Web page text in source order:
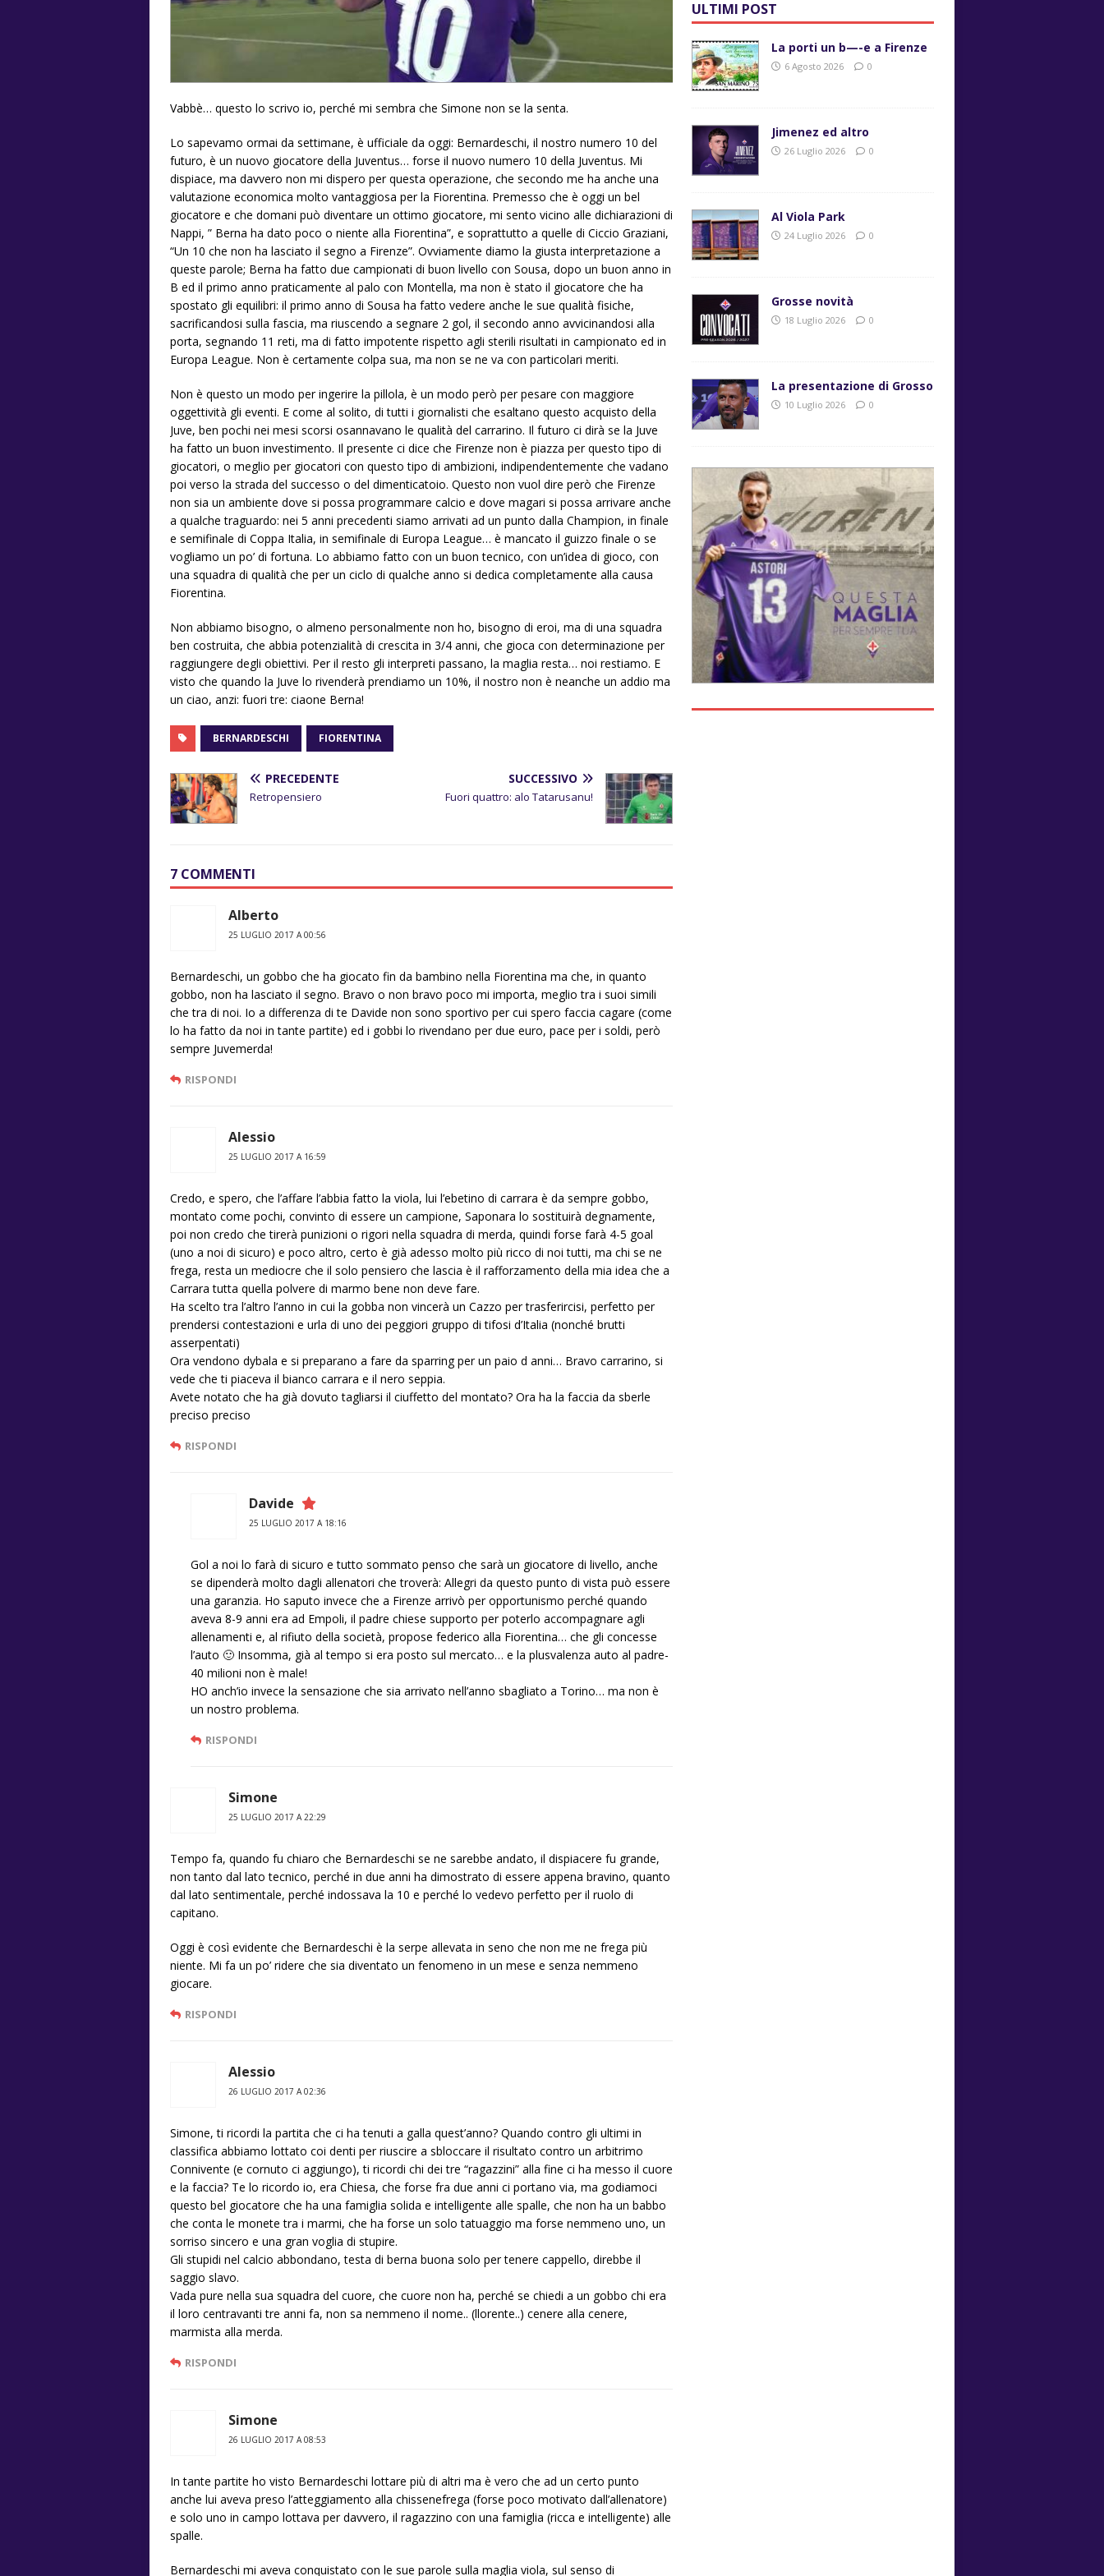
Vabbè… questo lo scrivo io, perché mi sembra che Simone non se la senta.
Lo sapevamo ormai da settimane, è ufficiale da oggi: Bernardeschi, il nostro numero 10 del
futuro, è un nuovo giocatore della Juventus… forse il nuovo numero 10 della Juventus. Mi
dispiace, ma davvero non mi dispero per questa operazione, che secondo me ha anche una
valutazione economica molto vantaggiosa per la Fiorentina. Premesso che è oggi un bel
giocatore e che domani può diventare un ottimo giocatore, mi sento vicino alle dichiarazioni di
Nappi, ” Berna ha dato poco o niente alla Fiorentina”, e soprattutto a quelle di Ciccio Graziani,
“Un 10 che non ha lasciato il segno a Firenze”. Ovviamente diamo la giusta interpretazione a
queste parole; Berna ha fatto due campionati di buon livello con Sousa, dopo un buon anno in
B ed il primo anno praticamente al palo con Montella, ma non è stato il giocatore che ha
spostato gli equilibri: il primo anno di Sousa ha fatto vedere anche le sue qualità fisiche,
sacrificandosi sulla fascia, ma riuscendo a segnare 2 gol, il secondo anno avvicinandosi alla
porta, segnando 11 reti, ma di fatto impotente rispetto agli sterili risultati in campionato ed in
Europa League. Non è certamente colpa sua, ma non se ne va con particolari meriti.
Non è questo un modo per ingerire la pillola, è un modo però per pesare con maggiore
oggettività gli eventi. E come al solito, di tutti i giornalisti che esaltano questo acquisto della
Juve, ben pochi nei mesi scorsi osannavano le qualità del carrarino. Il futuro ci dirà se la Juve
ha fatto un buon investimento. Il presente ci dice che Firenze non è piazza per questo tipo di
giocatori, o meglio per giocatori con questo tipo di ambizioni, indipendentemente che vadano
poi verso la strada del successo o del dimenticatoio. Questo non vuol dire però che Firenze
non sia un ambiente dove si possa programmare calcio e dove magari si possa arrivare anche
a qualche traguardo: nei 5 anni precedenti siamo arrivati ad un punto dalla Champion, in finale
e semifinale di Coppa Italia, in semifinale di Europa League… è mancato il guizzo finale o se
vogliamo un po’ di fortuna. Lo abbiamo fatto con un buon tecnico, con un’idea di gioco, con
una squadra di qualità che per un ciclo di qualche anno si dedica completamente alla causa
Fiorentina.
Non abbiamo bisogno, o almeno personalmente non ho, bisogno di eroi, ma di una squadra
ben costruita, che abbia potenzialità di crescita in 3/4 anni, che gioca con determinazione per
raggiungere degli obiettivi. Per il resto gli interpreti passano, la maglia resta… noi restiamo. E
visto che quando la Juve lo rivenderà prendiamo un 10%, il nostro non è neanche un addio ma
un ciao, anzi: fuori tre: ciaone Berna!
BERNARDESCHI FIORENTINA
PRECEDENTE
Retropensiero
SUCCESSIVO
Fuori quattro: alo Tatarusanu!
7 COMMENTI
Alberto
25 LUGLIO 2017 A 00:56
Bernardeschi, un gobbo che ha giocato fin da bambino nella Fiorentina ma che, in quanto
gobbo, non ha lasciato il segno. Bravo o non bravo poco mi importa, meglio tra i suoi simili
che tra di noi. Io a differenza di te Davide non sono sportivo per cui spero faccia cagare (come
lo ha fatto da noi in tante partite) ed i gobbi lo rivendano per due euro, pace per i soldi, però
sempre Juvemerda!
RISPONDI
Alessio
25 LUGLIO 2017 A 16:59
Credo, e spero, che l’affare l’abbia fatto la viola, lui l’ebetino di carrara è da sempre gobbo,
montato come pochi, convinto di essere un campione, Saponara lo sostituirà degnamente,
poi non credo che tirerà punizioni o rigori nella squadra di merda, quindi forse farà 4-5 goal
(uno a noi di sicuro) e poco altro, certo è già adesso molto più ricco di noi tutti, ma chi se ne
frega, resta un mediocre che il solo pensiero che lascia è il rafforzamento della mia idea che a
Carrara tutta quella polvere di marmo bene non deve fare.
Ha scelto tra l’altro l’anno in cui la gobba non vincerà un Cazzo per trasferircisi, perfetto per
prendersi contestazioni e urla di uno dei peggiori gruppo di tifosi d’Italia (nonché brutti
asserpentati)
Ora vendono dybala e si preparano a fare da sparring per un paio d anni… Bravo carrarino, si
vede che ti piaceva il bianco carrara e il nero seppia.
Avete notato che ha già dovuto tagliarsi il ciuffetto del montato? Ora ha la faccia da sberle
preciso preciso
RISPONDI
Davide
25 LUGLIO 2017 A 18:16
Gol a noi lo farà di sicuro e tutto sommato penso che sarà un giocatore di livello, anche
se dipenderà molto dagli allenatori che troverà: Allegri da questo punto di vista può essere
una garanzia. Ho saputo invece che a Firenze arrivò per opportunismo perché quando
aveva 8-9 anni era ad Empoli, il padre chiese supporto per poterlo accompagnare agli
allenamenti e, al rifiuto della società, propose federico alla Fiorentina… che gli concesse
l’auto 🙂 Insomma, già al tempo si era posto sul mercato… e la plusvalenza auto al padre-
40 milioni non è male!
HO anch’io invece la sensazione che sia arrivato nell’anno sbagliato a Torino… ma non è
un nostro problema.
RISPONDI
Simone
25 LUGLIO 2017 A 22:29
Tempo fa, quando fu chiaro che Bernardeschi se ne sarebbe andato, il dispiacere fu grande,
non tanto dal lato tecnico, perché in due anni ha dimostrato di essere appena bravino, quanto
dal lato sentimentale, perché indossava la 10 e perché lo vedevo perfetto per il ruolo di
capitano.
Oggi è così evidente che Bernardeschi è la serpe allevata in seno che non me ne frega più
niente. Mi fa un po’ ridere che sia diventato un fenomeno in un mese e senza nemmeno
giocare.
RISPONDI
Alessio
26 LUGLIO 2017 A 02:36
Simone, ti ricordi la partita che ci ha tenuti a galla quest’anno? Quando contro gli ultimi in
classifica abbiamo lottato coi denti per riuscire a sbloccare il risultato contro un arbitrimo
Connivente (e cornuto ci aggiungo), ti ricordi chi dei tre “ragazzini” alla fine ci ha messo il cuore
e la faccia? Te lo ricordo io, era Chiesa, che forse fra due anni ci portano via, ma godiamoci
questo bel giocatore che ha una famiglia solida e intelligente alle spalle, che non ha un babbo
che conta le monete tra i marmi, che ha forse un solo tatuaggio ma forse nemmeno uno, un
sorriso sincero e una gran voglia di stupire.
Gli stupidi nel calcio abbondano, testa di berna buona solo per tenere cappello, direbbe il
saggio slavo.
Vada pure nella sua squadra del cuore, che cuore non ha, perché se chiedi a un gobbo chi era
il loro centravanti tre anni fa, non sa nemmeno il nome.. (llorente..) cenere alla cenere,
marmista alla merda.
RISPONDI
Simone
26 LUGLIO 2017 A 08:53
In tante partite ho visto Bernardeschi lottare più di altri ma è vero che ad un certo punto
anche lui aveva preso l’atteggiamento alla chissenefrega (forse poco motivato dall’allenatore)
e solo uno in campo lottava per davvero, il ragazzino con una famiglia (ricca e intelligente) alle
spalle.
Bernardeschi mi aveva conquistato con le sue parole sulla maglia viola, sul senso di
ULTIMI POST
La porti un b—-e a Firenze
6 Agosto 2026 0
Jimenez ed altro
26 Luglio 2026 0
Al Viola Park
24 Luglio 2026 0
Grosse novità
18 Luglio 2026 0
La presentazione di Grosso
10 Luglio 2026 0